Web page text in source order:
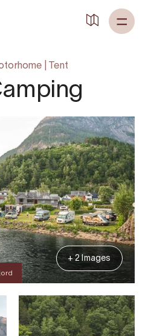
Tent
+ 2 Images